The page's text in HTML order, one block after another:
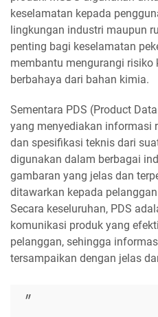
keselamatan kepada
lingkungan industri maupun
penting bagi keselamatan
membantu mengurangi risiko
berbahaya dari bahan kimia.
Sementara PDS (Product
yang menyediakan informasi
dan spesifikasi teknis dari
digunakan dalam berbagai
gambaran yang jelas dan
ditawarkan kepada
Secara keseluruhan, PDS
komunikasi produk yang
pelanggan, sehingga
tersampaikan dengan jelas